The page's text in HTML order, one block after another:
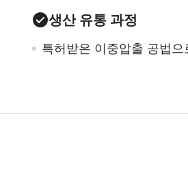
생산 유통 과정
특허받은 이중압출 공법으